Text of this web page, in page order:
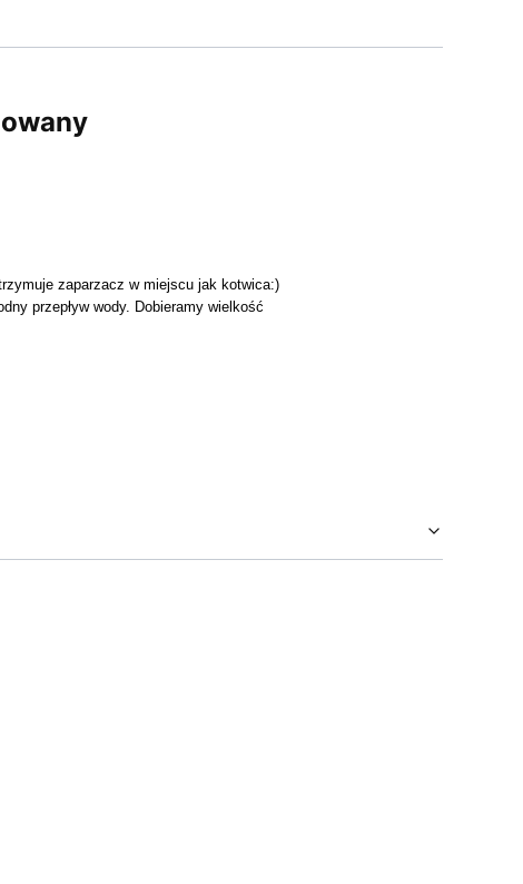
zaparzacz w miejscu jak kotwica:)
przepływ wody. Dobieramy wielkość